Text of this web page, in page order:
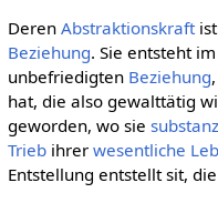
Deren Abstraktionskraftist
Beziehung. Sie entsteht im
unbefriedigten Beziehung
hat, die also gewalttätig
geworden, wo sie
Triebihrer wesentliche
Entstellung entstellt sit,